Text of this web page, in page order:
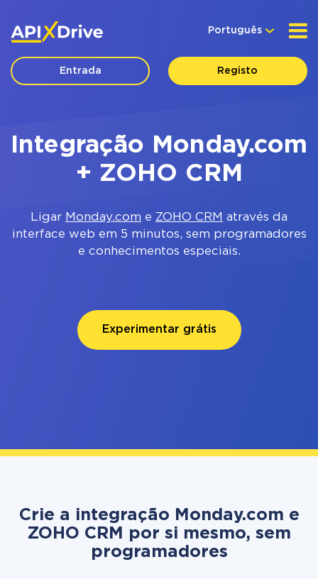
Português
Entrada Registo
Integração Monday.com
+ ZOHO CRM
Ligar Monday.com e ZOHO CRM através da
interface web em 5 minutos, sem programadores
e conhecimentos especiais.
Experimentar grátis
Crie a integração Monday.com e
ZOHO CRM por si mesmo, sem
programadores